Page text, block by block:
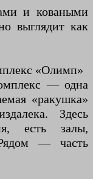
и коваными
выглядит как
«Олимп»
— одна
«ракушка»
Здесь
есть залы,
— часть